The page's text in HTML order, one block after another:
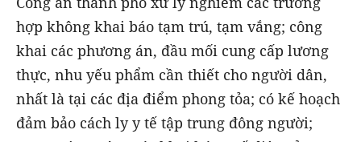
hợp không khai báo tạm trú, tạm vắng; công
khai các phương án, đầu mối cung cấp lương
thực, nhu yếu phẩm cần thiết cho người dân,
nhất là tại các địa điểm phong tỏa; có kế hoạch
đảm bảo cách ly y tế tập trung đông người;